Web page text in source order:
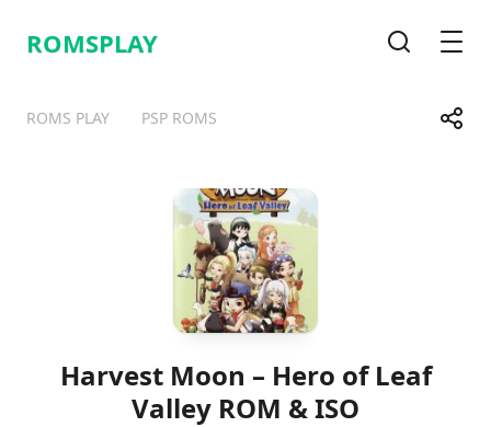
ROMSPLAY
ROMS PLAY PSP ROMS
Telegram
Harvest Moon – Hero of Leaf
Valley ROM & ISO